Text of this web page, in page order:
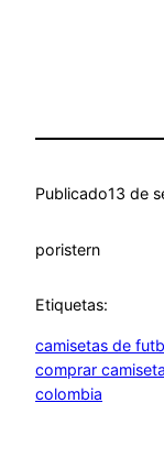
Publicado13 de
poristern
Etiquetas:
camisetas de
comprar
colombia